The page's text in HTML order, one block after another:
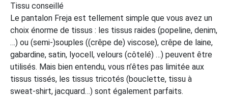
Tissu conseillé
Le pantalon Freja est tellement simple que vous avez un
choix énorme de tissus : les tissus raides (popeline, denim,
…) ou (semi-)souples ((crêpe de) viscose), crêpe de laine,
gabardine, satin, lyocell, velours (côtelé) …) peuvent être
utilisés. Mais bien entendu, vous n’êtes pas limitée aux
tissus tissés, les tissus tricotés (bouclette, tissu à
sweat-shirt, jacquard…) sont également parfaits.